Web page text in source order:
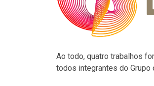
Ao todo, quatro trabalhos
todos integrantes do